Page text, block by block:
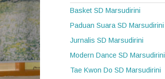
Basket SD Marsudirini
Paduan Suara SD Marsudirini
Jurnalis SD Marsudirini
Modern Dance SD Marsudirini
Tae Kwon Do SD Marsudirini